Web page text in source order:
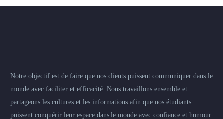
Notre objectif est de faire que nos clients puissent communiquer dans le
monde avec faciliter et efficacité. Nous travaillons ensemble et
partageons les cultures et les informations afin que nos étudiants
puissent conquérir leur espace dans le monde avec confiance et humour.